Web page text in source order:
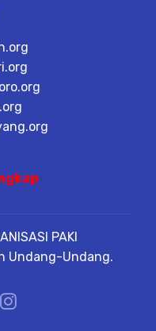
PAKI
Undang-Undang.